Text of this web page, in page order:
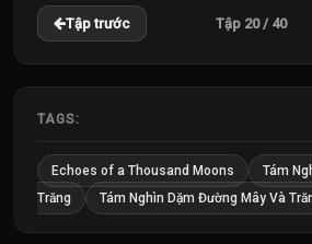
22
Tập
Tập
25
26
28
Tập
29
Tập
Tập trước Tập 20 / 40
TAGS:
Echoes of a Thousand Moons
Tám
Trăng
Tám Nghìn Dặm Đường Mây Và